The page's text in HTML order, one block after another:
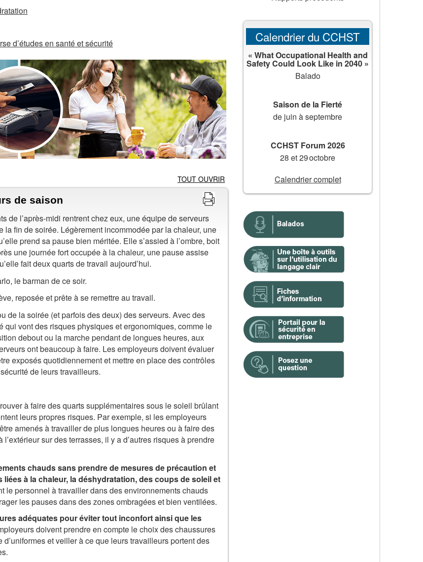
d’études en santé et sécurité
TOUT OUVRIR
de saison
de l’après-midi rentrent chez eux, une équipe de serveurs
fin de soirée. Légèrement incommodée par la chaleur, une
prend sa pause bien méritée. Elle s’assied à l’ombre, boit
une journée fort occupée à la chaleur, une pause assise
fait deux quarts de travail aujourd’hui.
le barman de ce soir.
reposée et prête à se remettre au travail.
de la soirée (et parfois des deux) des serveurs. Avec des
qui vont des risques physiques et ergonomiques, comme le
debout ou la marche pendant de longues heures, aux
ont beaucoup à faire. Les employeurs doivent évaluer
exposés quotidiennement et mettre en place des contrôles
de leurs travailleurs.
à faire des quarts supplémentaires sous le soleil brûlant
leurs propres risques. Par exemple, si les employeurs
amenés à travailler de plus longues heures ou à faire des
sur des terrasses, il y a d’autres risques à prendre
chauds sans prendre de mesures de précaution et
à la chaleur, la déshydratation, des coups de soleil et
le personnel à travailler dans des environnements chauds
les pauses dans des zones ombragées et bien ventilées.
adéquates pour éviter tout inconfort ainsi que les
doivent prendre en compte le choix des chaussures
et veiller à ce que leurs travailleurs portent des
Calendrier du CCHST
« What Occupational Health and
Safety Could Look Like in 2040 »
Balado
Saison de la Fierté
de juin à septembre
CCHST Forum 2026
28 et 29 octobre
Calendrier complet